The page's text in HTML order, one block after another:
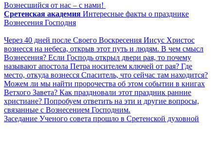
Вознесшийся от нас – с нами!
Сретенская академия Интересные факты о празднике
Вознесения Господня
Через 40 дней после Своего Воскресения Иисус Христос
вознесся на небеса, открыв этот путь и людям. В чем смысл
Вознесения? Если Господь открыл двери рая, то почему
называют апостола Петра носителем ключей от рая? Где
место, откуда вознесся Спаситель, что сейчас там находится?
Можем ли мы найти пророчества об этом событии в книгах
Ветхого Завета? Как праздновали этот праздник ранние
христиане? Попробуем ответить на эти и другие вопросы,
связанные с Вознесением Господним.
Заседание Ученого совета прошло в Сретенской духовной